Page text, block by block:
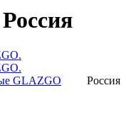
Россия
Россия
GLAZGO